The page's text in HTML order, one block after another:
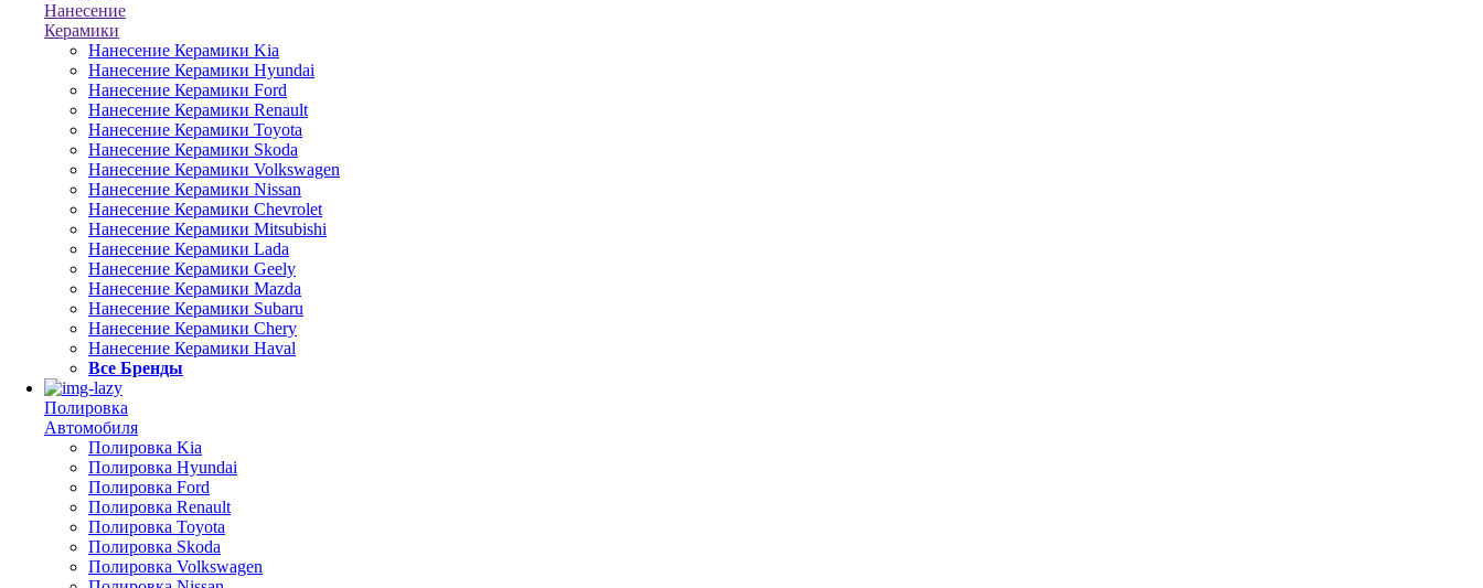
Нанесение
Керамики
Нанесение Керамики Kia
Нанесение Керамики Hyundai
Нанесение Керамики Ford
Нанесение Керамики Renault
Нанесение Керамики Toyota
Нанесение Керамики Skoda
Нанесение Керамики Volkswagen
Нанесение Керамики Nissan
Нанесение Керамики Chevrolet
Нанесение Керамики Mitsubishi
Нанесение Керамики Lada
Нанесение Керамики Geely
Нанесение Керамики Mazda
Нанесение Керамики Subaru
Нанесение Керамики Chery
Нанесение Керамики Haval
Все Бренды
Полировка
Автомобиля
Полировка Kia
Полировка Hyundai
Полировка Ford
Полировка Renault
Полировка Toyota
Полировка Skoda
Полировка Volkswagen